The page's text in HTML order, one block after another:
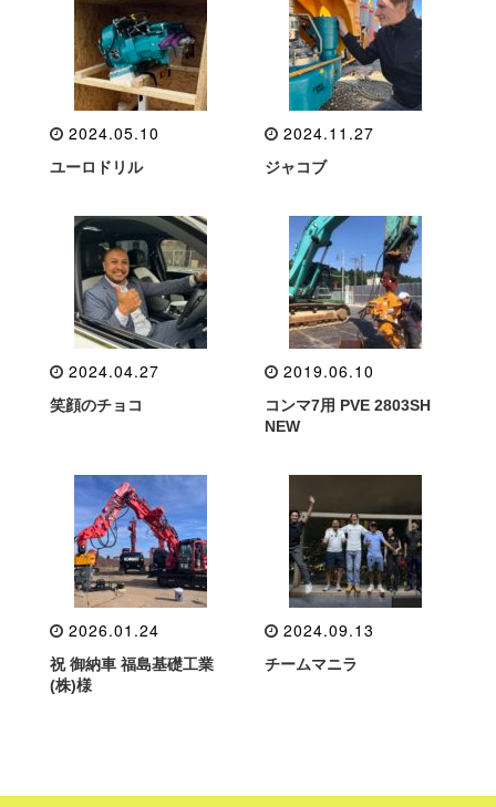
2024.05.10
ユーロドリル
2024.11.27
ジャコブ
2024.04.27
笑顔のチョコ
2019.06.10
コンマ7用 PVE 2803SH
NEW
2026.01.24
祝 御納車 福島基礎工業
(株)様
2024.09.13
チームマニラ